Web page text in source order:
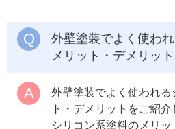
外壁塗装でよく使わ
メリット・デメリッ
外壁塗装でよく使われ
ト・デメリットをご紹介
シリコン系塗料のメリ